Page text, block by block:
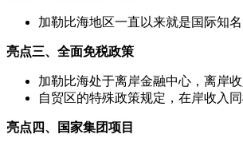
加勒比海地区一直以来就是国际知
亮点三、全面免税政策
加勒比海处于离岸金融中心，离岸收
自贸区的特殊政策规定，在岸收入同
亮点四、国家集团项目